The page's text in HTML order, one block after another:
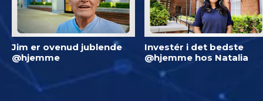
Jim er ovenud jublende
@hjemme
Investér i det bedste
@hjemme hos Natalia